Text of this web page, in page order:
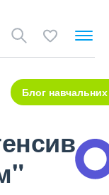
Блог навчальних